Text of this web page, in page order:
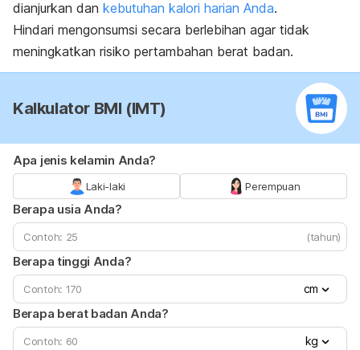
dianjurkan dan kebutuhan kalori harian Anda.
Hindari mengonsumsi secara berlebihan agar tidak
meningkatkan risiko pertambahan berat badan.
Kalkulator BMI (IMT)
Apa jenis kelamin Anda?
Laki-laki Perempuan
Berapa usia Anda?
(tahun)
Berapa tinggi Anda?
cm
Berapa berat badan Anda?
kg